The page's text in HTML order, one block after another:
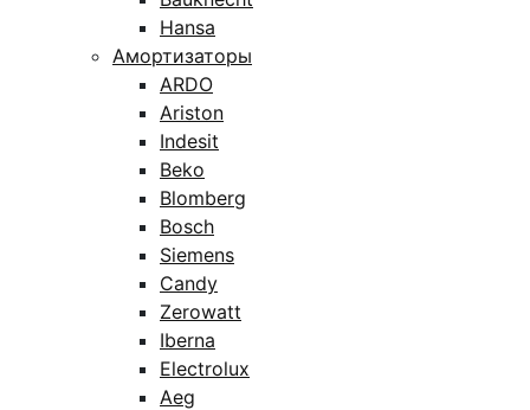
Hansa
Амортизаторы
ARDO
Ariston
Indesit
Beko
Blomberg
Bosch
Siemens
Candy
Zerowatt
Iberna
Electrolux
Aeg